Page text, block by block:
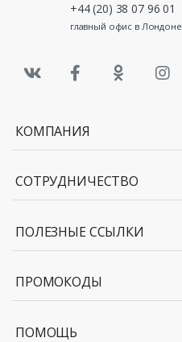
+44 (20) 38 07 96 01
главный офис в Лондоне
КОМПАНИЯ
СОТРУДНИЧЕСТВО
ПОЛЕЗНЫЕ ССЫЛКИ
ПРОМОКОДЫ
ПОМОЩЬ